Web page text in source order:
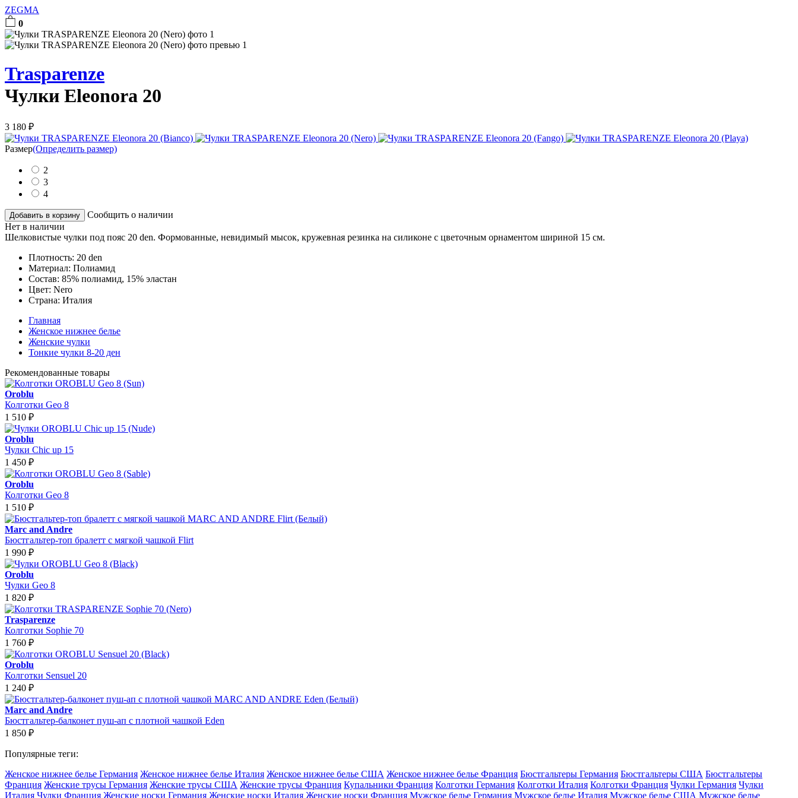
ZEGMA
0
Trasparenze
Чулки Eleonora 20
3 180 ₽
Размер(Определить размер)
2
3
4
Добавить в корзину
Сообщить о наличии
Нет в наличии
Шелковистые чулки под пояс 20 den. Формованные, невидимый мысок, кружевная резинка на силиконе с цветочным орнаментом шириной 15 см.
Плотность: 20 den
Материал: Полиамид
Состав: 85% полиамид, 15% эластан
Цвет: Nero
Страна: Италия
Главная
Женское нижнее белье
Женские чулки
Тонкие чулки 8-20 ден
Рекомендованные товары
Oroblu
Колготки Geo 8
1 510 ₽
Oroblu
Чулки Chic up 15
1 450 ₽
Oroblu
Колготки Geo 8
1 510 ₽
Marc and Andre
Бюстгальтер-топ бралетт с мягкой чашкой Flirt
1 990 ₽
Oroblu
Чулки Geo 8
1 820 ₽
Trasparenze
Колготки Sophie 70
1 760 ₽
Oroblu
Колготки Sensuel 20
1 240 ₽
Marc and Andre
Бюстгальтер-балконет пуш-ап с плотной чашкой Eden
1 850 ₽
Популярные теги:
Женское нижнее белье Германия Женское нижнее белье Италия Женское нижнее белье США Женское нижнее белье Франция Бюстгальтеры Германия Бюстгальтеры США Бюстгальтеры
Франция Женские трусы Германия Женские трусы США Женские трусы Франция Купальники Франция Колготки Германия Колготки Италия Колготки Франция Чулки Германия Чулки
Италия Чулки Франция Женские носки Германия Женские носки Италия Женские носки Франция Мужское белье Германия Мужское белье Италия Мужское белье США Мужское белье